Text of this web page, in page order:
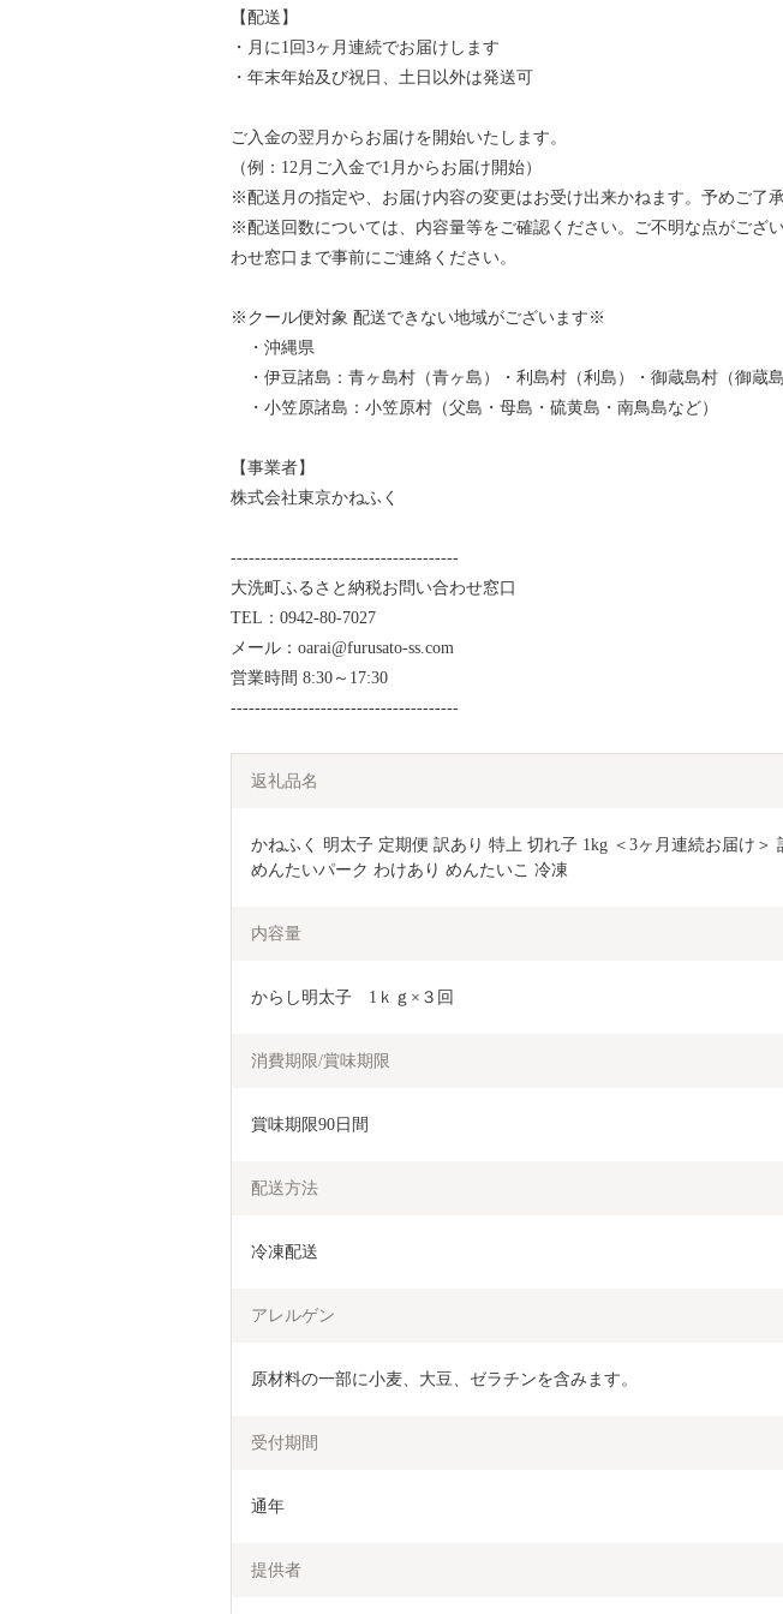
【配送】
・月に1回3ヶ月連続でお届けします
・年末年始及び祝日、土日以外は発送可
ご入金の翌月からお届けを開始いたします。
（例：12月ご入金で1月からお届け開始）
※配送月の指定や、お届け内容の変更はお受け出来かねます。予めご了承
※配送回数については、内容量等をご確認ください。ご不明な点がござ
わせ窓口まで事前にご連絡ください。
※クール便対象 配送できない地域がございます※
・沖縄県
・伊豆諸島：青ヶ島村（青ヶ島）・利島村（利島）・御蔵島村（御蔵
・小笠原諸島：小笠原村（父島・母島・硫黄島・南鳥島など）
【事業者】
株式会社東京かねふく
--------------------------------------
大洗町ふるさと納税お問い合わせ窓口
TEL：0942-80-7027
メール：oarai@furusato-ss.com
営業時間 8:30～17:30
--------------------------------------
返礼品名
かねふく 明太子 定期便 訳あり 特上 切れ子 1kg ＜3ヶ月連続お届け＞
めんたいパーク わけあり めんたいこ 冷凍
内容量
からし明太子　1ｋｇ×３回
消費期限/賞味期限
賞味期限90日間
配送方法
冷凍配送
アレルゲン
原材料の一部に小麦、大豆、ゼラチンを含みます。
受付期間
通年
提供者